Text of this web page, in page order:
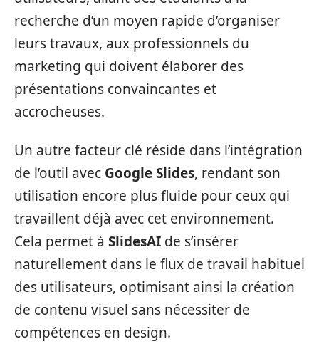
recherche d’un moyen rapide d’organiser
leurs travaux, aux professionnels du
marketing qui doivent élaborer des
présentations convaincantes et
accrocheuses.
Un autre facteur clé réside dans l’intégration
de l’outil avec Google Slides, rendant son
utilisation encore plus fluide pour ceux qui
travaillent déjà avec cet environnement.
Cela permet à SlidesAI de s’insérer
naturellement dans le flux de travail habituel
des utilisateurs, optimisant ainsi la création
de contenu visuel sans nécessiter de
compétences en design.